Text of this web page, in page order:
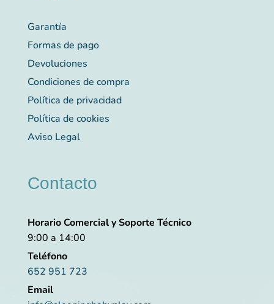
Garantía
Formas de pago
Devoluciones
Condiciones de compra
Política de privacidad
Política de cookies
Aviso Legal
Contacto
Horario Comercial y Soporte Técnico
9:00 a 14:00
Teléfono
652 951 723
Email